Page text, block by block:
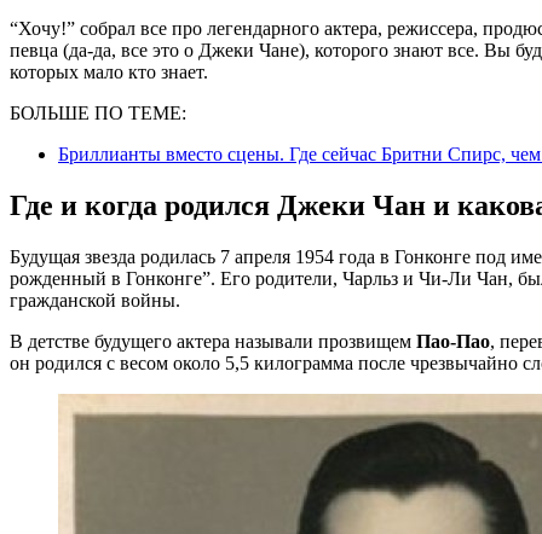
“Хочу!” собрал все про легендарного актера, режиссера,
певца (да-да, все это о Джеки Чане), которого знают все. Вы
которых мало кто знает.
БОЛЬШЕ ПО ТЕМЕ:
Бриллианты вместо сцены. Где сейчас Бритни Спирс,
Где и когда родился Джеки Чан и
Будущая звезда родилась 7 апреля 1954 года в Гонконге под
рожденный в Гонконге”. Его родители, Чарльз и Чи-Ли Чан,
гражданской войны.
В детстве будущего актера называли прозвищем Пао-Пао,
он родился с весом около 5,5 килограмма после чрезвычайно